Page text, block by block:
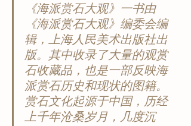
《海派赏石大观》一书由
《海派赏石大观》编委会编
辑，上海人民美术出版社出
版。其中收录了大量的观赏
石收藏品，也是一部反映海
派赏石历史和现状的图籍。
赏石文化起源于中国，历经
上千年沧桑岁月，几度沉